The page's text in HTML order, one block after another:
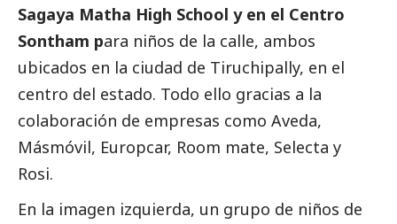
Sagaya Matha High School y en el Centro
Sontham para niños de la calle, ambos
ubicados en la ciudad de Tiruchipally, en el
centro del estado. Todo ello gracias a la
colaboración de empresas como Aveda,
Másmóvil, Europcar, Room mate, Selecta y
Rosi.
En la imagen izquierda, un grupo de niños de